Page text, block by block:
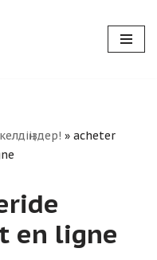
» acheter
en ligne